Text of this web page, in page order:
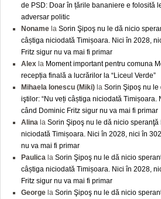
de PSD: Doar în țările bananiere e folosită
adversar politic
Noname la Sorin Şipoş nu le dă nicio
câștiga niciodată Timișoara. Nici în 2028,
Fritz sigur nu va mai fi primar
Alex la Moment important pentru comuna
recepția finală a lucrărilor la “Liceul Verde”
Mihaela Ionescu (Miki) la Sorin Şipoş nu le
iştilor: “Nu veți câștiga niciodată Timișoara.
când Dominic Fritz sigur nu va mai fi primar
Alina la Sorin Şipoş nu le dă nicio speranţă
niciodată Timișoara. Nici în 2028, nici în
nu va mai fi primar
Paulica la Sorin Şipoş nu le dă nicio
câștiga niciodată Timișoara. Nici în 2028,
Fritz sigur nu va mai fi primar
George la Sorin Şipoş nu le dă nicio